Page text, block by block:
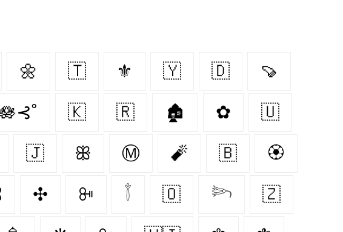
🌼 🇹‌ ⚜ 🇾‌ 🇩‌ 🍠
🇰‌ 🇷‌ 🏚 ✿ 🇺‌
🇯‌ ꕥ Ⓜ 🧨 🇧‌ 🏵
✣ ꔻ 𓇕 🇴‌ 𓆸 🇿‌